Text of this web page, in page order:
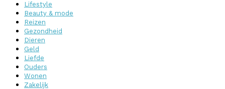
Lifestyle
Beauty & mode
Reizen
Gezondheid
Dieren
Geld
Liefde
Ouders
Wonen
Zakelijk